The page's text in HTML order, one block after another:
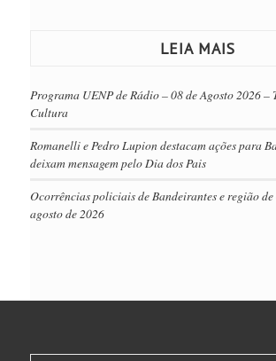
LEIA MAIS
Programa UENP de Rádio – 08 de Agosto 2026 –
Cultura
Romanelli e Pedro Lupion destacam ações para
deixam mensagem pelo Dia dos Pais
Ocorrências policiais de Bandeirantes e região
agosto de 2026